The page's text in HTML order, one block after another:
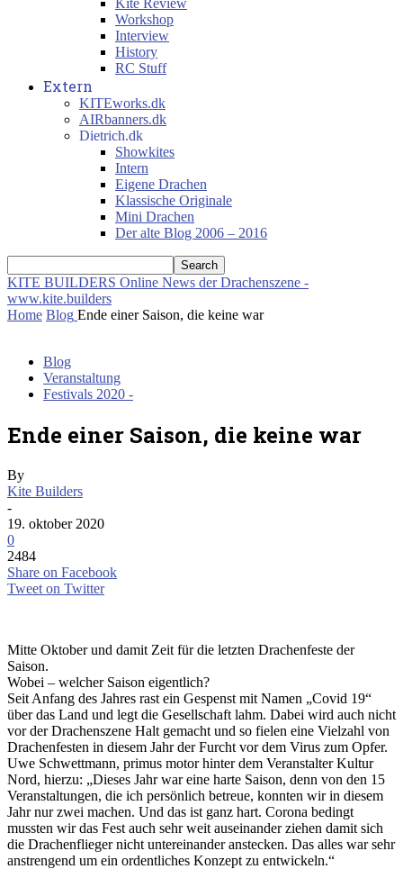
Kite Review
Workshop
Interview
History
RC Stuff
Extern
KITEworks.dk
AIRbanners.dk
Dietrich.dk
Showkites
Intern
Eigene Drachen
Klassische Originale
Mini Drachen
Der alte Blog 2006 – 2016
KITE BUILDERS Online News der Drachenszene -
www.kite.builders
Home Blog Ende einer Saison, die keine war
Blog
Veranstaltung
Festivals 2020 -
Ende einer Saison, die keine war
By
Kite Builders
-
19. oktober 2020
0
2484
Share on Facebook
Tweet on Twitter
Mitte Oktober und damit Zeit für die letzten Drachenfeste der
Saison.
Wobei – welcher Saison eigentlich?
Seit Anfang des Jahres rast ein Gespenst mit Namen „Covid 19“
über das Land und legt die Gesellschaft lahm. Dabei wird auch nicht
vor der Drachenszene Halt gemacht und so fielen eine Vielzahl von
Drachenfesten in diesem Jahr der Furcht vor dem Virus zum Opfer.
Uwe Schwettmann, primus motor hinter dem Veranstalter Kultur
Nord, hierzu: „Dieses Jahr war eine harte Saison, denn von den 15
Veranstaltungen, die ich persönlich betreue, konnten wir in diesem
Jahr nur zwei machen. Und das ist ganz hart. Corona bedingt
mussten wir das Fest auch sehr weit auseinander ziehen damit sich
die Drachenflieger nicht untereinander anstecken. Das alles war sehr
anstrengend um ein ordentliches Konzept zu entwickeln.“